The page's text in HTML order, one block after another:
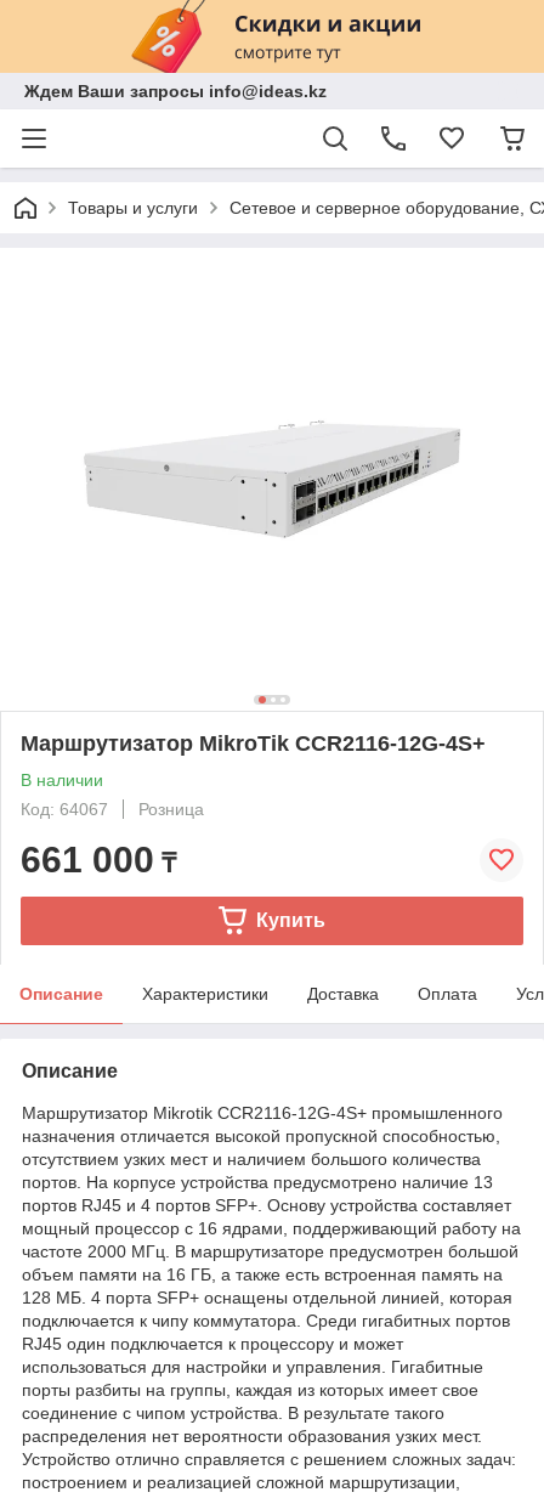
Ждем Ваши запросы info@ideas.kz
Товары и услуги Сетевое и серверное оборудование,
Маршрутизатор MikroTik CCR2116-12G-4S+
В наличии
Код: 64067
Розница
661 000 ₸
Купить
Описание Характеристики Доставка Оплата
Описание
Маршрутизатор Mikrotik CCR2116-12G-4S+ промышленного
назначения отличается высокой пропускной способностью,
отсутствием узких мест и наличием большого количества
портов. На корпусе устройства предусмотрено наличие 13
портов RJ45 и 4 портов SFP+. Основу устройства составляет
мощный процессор с 16 ядрами, поддерживающий работу на
частоте 2000 МГц. В маршрутизаторе предусмотрен большой
объем памяти на 16 ГБ, а также есть встроенная память на
128 МБ. 4 порта SFP+ оснащены отдельной линией, которая
подключается к чипу коммутатора. Среди гигабитных портов
RJ45 один подключается к процессору и может
использоваться для настройки и управления. Гигабитные
порты разбиты на группы, каждая из которых имеет свое
соединение с чипом устройства. В результате такого
распределения нет вероятности образования узких мест.
Устройство отлично справляется с решением сложных задач:
построением и реализацией сложной маршрутизации,